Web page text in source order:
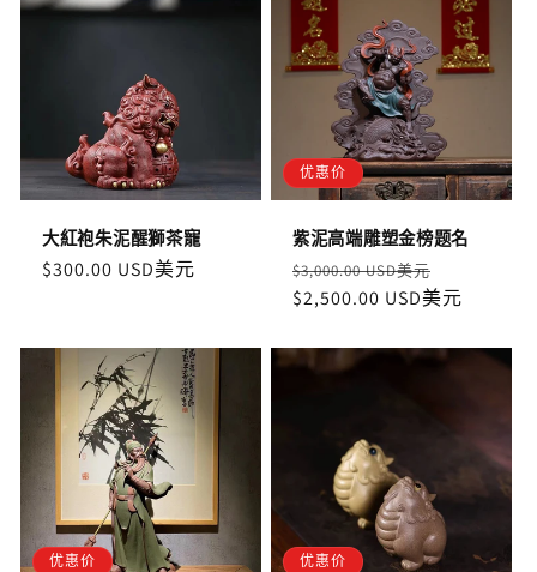
大紅袍朱泥醒獅茶寵
定
$300.00 USD美元
优惠价
紫泥高端雕塑金榜题名
定
價
$3,000.00 USD美元
價
$2,500.00 USD美元
优惠价 优惠价